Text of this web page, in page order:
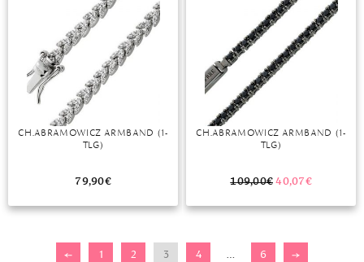
CH.ABRAMOWICZ ARMBAND (1-
TLG)
79,90€
CH.ABRAMOWICZ ARMBAND (1-
TLG)
109,00€ 40,07€
← 1 2 3 4 … 6 →